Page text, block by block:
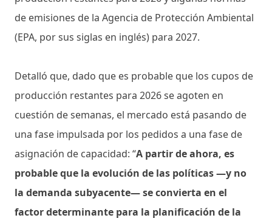
de emisiones de la Agencia de Protección Ambiental
(EPA, por sus siglas en inglés) para 2027.
Detalló que, dado que es probable que los cupos de
producción restantes para 2026 se agoten en
cuestión de semanas, el mercado está pasando de
una fase impulsada por los pedidos a una fase de
asignación de capacidad: “A partir de ahora, es
probable que la evolución de las políticas —y no
la demanda subyacente— se convierta en el
factor determinante para la planificación de la